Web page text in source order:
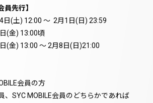
員先行】
日(土) 12:00 ～ 2月1日(日) 23:59
(金) 13:00頃
(金) 13:00 ～ 2月8日(日)21:00
会員の方
、SYC MOBILE会員のどちらかであれば